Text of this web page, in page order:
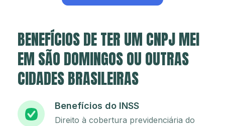
BENEFÍCIOS DE TER UM CNPJ MEI
EM SÃO DOMINGOS OU OUTRAS
CIDADES BRASILEIRAS
Benefícios do INSS
Direito à cobertura previdenciária do